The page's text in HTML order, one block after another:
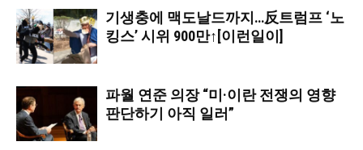
기생충에 맥도날드까지…反트럼프 ‘노
킹스’ 시위 900만↑[이런일이]
파월 연준 의장 “미·이란 전쟁의 영향
판단하기 아직 일러”